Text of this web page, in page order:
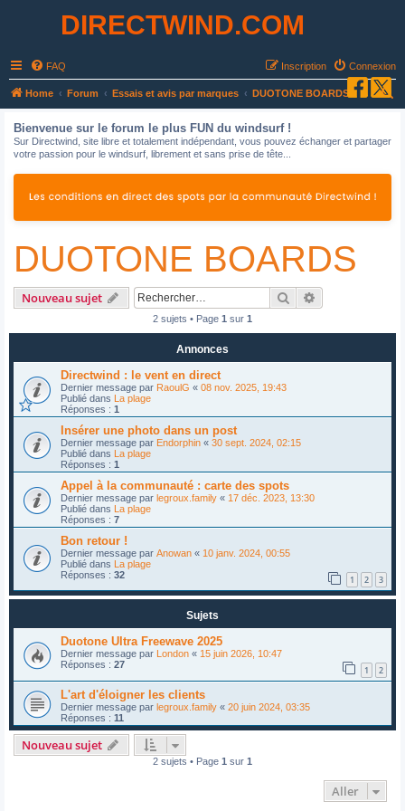
DIRECTWIND.COM
FAQ Connexion
Inscription
Home Forum Essais et avis par marques DUOTONE BOARDS
Bienvenue sur le forum le plus FUN du windsurf !
Sur Directwind, site libre et totalement indépendant, vous pouvez échanger et partager
votre passion pour le windsurf, librement et sans prise de tête...
DUOTONE BOARDS
Nouveau sujet Rechercher
2 sujets • Page 1 sur 1
Annonces
Directwind : le vent en direct
Dernier message par RaoulG « 08 nov. 2025, 19:43
Publié dans La plage
Réponses : 1
Insérer une photo dans un post
Dernier message par Endorphin « 30 sept. 2024, 02:15
Publié dans La plage
Réponses : 1
Appel à la communauté : carte des spots
Dernier message par legroux.family « 17 déc. 2023, 13:30
Publié dans La plage
Réponses : 7
Bon retour !
Dernier message par Anowan « 10 janv. 2024, 00:55
Publié dans La plage
Réponses : 32 1 2 3
Sujets
Duotone Ultra Freewave 2025
Dernier message par London « 15 juin 2026, 10:47
Réponses : 27 1 2
L'art d'éloigner les clients
Dernier message par legroux.family « 20 juin 2024, 03:35
Réponses : 11
Nouveau sujet
2 sujets • Page 1 sur 1
Aller